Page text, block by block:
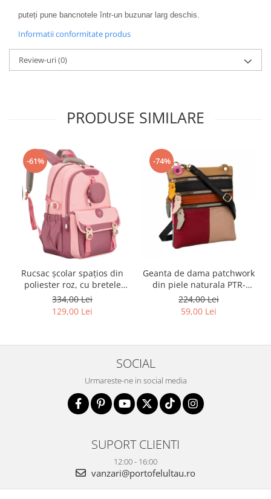
puteți pune bancnotele într-un buzunar larg deschis.
Informatii conformitate produs
Review-uri(0)
PRODUSE SIMILARE
-61%
Rucsac școlar spațios din
poliester roz, cu bretele
reglabile - Peterson PTR-
PTN 8610-1327 PINK
334,00 Lei
129,00 Lei
-74%
Geanta de dama patchwork
din piele naturala PTR-
1718-SKL-6922 MULTI
224,00 Lei
59,00 Lei
SOCIAL
Urmareste-ne in social media
SUPORT CLIENTI
12:00 - 16:00
vanzari@portofelultau.ro